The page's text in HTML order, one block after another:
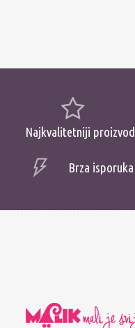
Najkvalitetniji proizvod
Brza isporuka